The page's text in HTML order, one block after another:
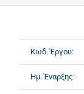
Κωδ. Έργου:
Ημ. Έναρξης: